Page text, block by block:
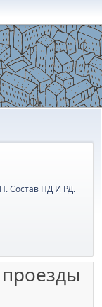
Состав ПД И РД.